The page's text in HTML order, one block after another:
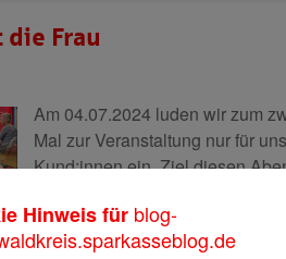
die Frau
Am 04.07.2024 luden wir zum
Mal zur Veranstaltung nur für
Kund:innen ein. Ziel diesen
Finanzen zu sprechen – und das
in offener und vertrauter
Hinweis für blog-